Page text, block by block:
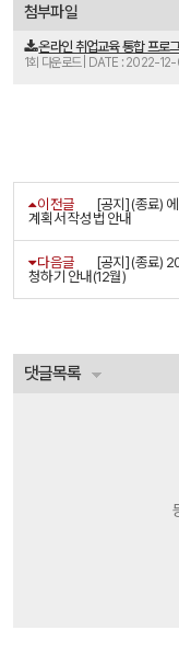
첨부파일
온라인 취업교육 통합 프로
1회 다운로드 | DATE : 2022-
이전글
[공지] (종료)
계획서 작성법 안내
다음글
[공지] (종료)
청하기 안내(12월)
댓글목록